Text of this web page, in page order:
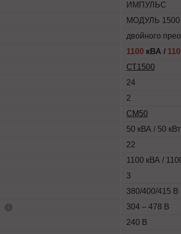
ИМПУЛЬС
МОДУЛЬ
двойного
1100 кВА /
СТ1500
24
2
СМ50
50 кВА / 50 кВт
22
1100 кВА /
3
380/400/415 В
304 – 478 В
240 В